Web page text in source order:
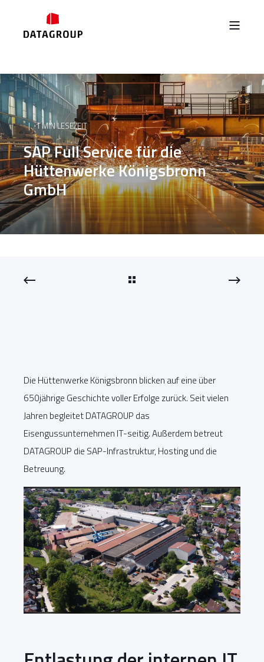
1 MIN LESEZEIT
SAP Full Service für die
Hüttenwerke Königsbronn
GmbH
Die Hüttenwerke Königsbronn blicken auf eine über
650jährige Geschichte voller Erfolge zurück. Seit vielen
Jahren begleitet DATAGROUP das
Eisengussunternehmen IT-seitig. Außerdem betreut
DATAGROUP die SAP-Infrastruktur, Hosting und die
Betreuung.